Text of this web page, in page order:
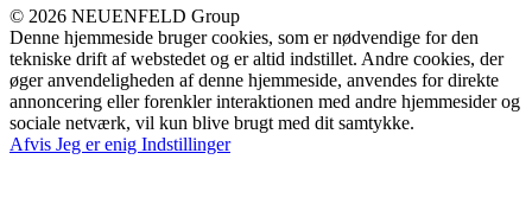
© 2026 NEUENFELD Group
Denne hjemmeside bruger cookies, som er nødvendige for den
tekniske drift af webstedet og er altid indstillet. Andre cookies, der
øger anvendeligheden af denne hjemmeside, anvendes for direkte
annoncering eller forenkler interaktionen med andre hjemmesider og
sociale netværk, vil kun blive brugt med dit samtykke.
Afvis Jeg er enig Indstillinger